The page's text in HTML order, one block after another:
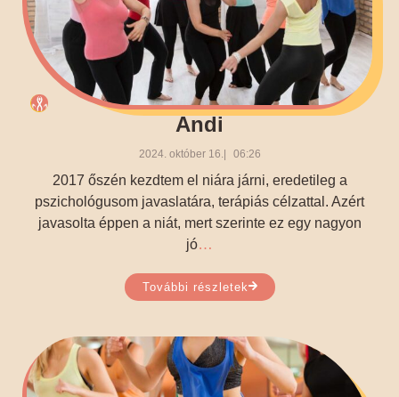
Andi
2024. október 16. 06:26
2017 őszén kezdtem el niára járni, eredetileg a
pszichológusom javaslatára, terápiás célzattal. Azért
javasolta éppen a niát, mert szerinte ez egy nagyon
jó…
További részletek